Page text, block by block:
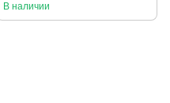
В наличии